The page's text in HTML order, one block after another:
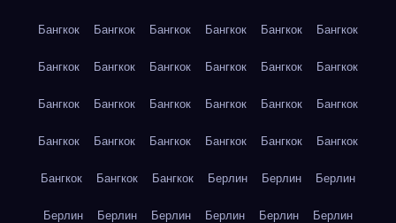
Бангкок Бангкок Бангкок Бангкок Бангкок Бангкок
Бангкок Бангкок Бангкок Бангкок Бангкок Бангкок
Бангкок Бангкок Бангкок Бангкок Бангкок Бангкок
Бангкок Бангкок Бангкок Бангкок Бангкок Бангкок
Бангкок Бангкок Бангкок Берлин Берлин Берлин
Берлин Берлин Берлин Берлин Берлин Берлин